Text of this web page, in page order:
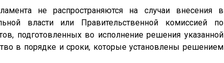
не распространяются на случаи внесения в
власти или Правительственной комиссией по
подготовленных во исполнение решения указанной
в порядке и сроки, которые установлены решением